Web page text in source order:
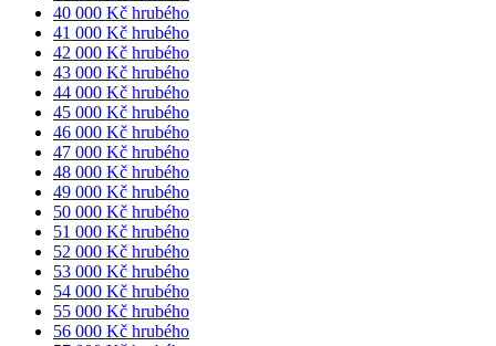
40 000 Kč hrubého
41 000 Kč hrubého
42 000 Kč hrubého
43 000 Kč hrubého
44 000 Kč hrubého
45 000 Kč hrubého
46 000 Kč hrubého
47 000 Kč hrubého
48 000 Kč hrubého
49 000 Kč hrubého
50 000 Kč hrubého
51 000 Kč hrubého
52 000 Kč hrubého
53 000 Kč hrubého
54 000 Kč hrubého
55 000 Kč hrubého
56 000 Kč hrubého